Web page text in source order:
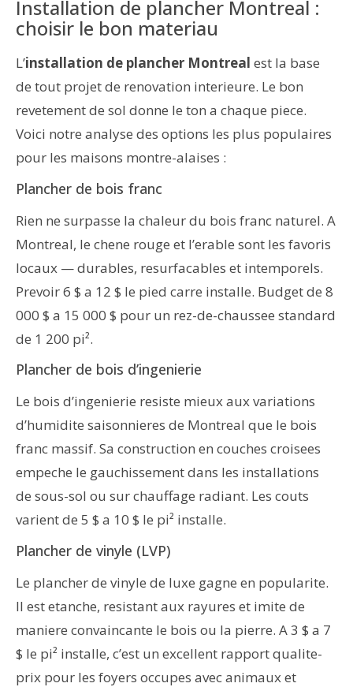
Installation de plancher Montreal :
choisir le bon materiau
L’installation de plancher Montreal est la base
de tout projet de renovation interieure. Le bon
revetement de sol donne le ton a chaque piece.
Voici notre analyse des options les plus populaires
pour les maisons montre-alaises :
Plancher de bois franc
Rien ne surpasse la chaleur du bois franc naturel. A
Montreal, le chene rouge et l’erable sont les favoris
locaux — durables, resurfacables et intemporels.
Prevoir 6 $ a 12 $ le pied carre installe. Budget de 8
000 $ a 15 000 $ pour un rez-de-chaussee standard
de 1 200 pi².
Plancher de bois d’ingenierie
Le bois d’ingenierie resiste mieux aux variations
d’humidite saisonnieres de Montreal que le bois
franc massif. Sa construction en couches croisees
empeche le gauchissement dans les installations
de sous-sol ou sur chauffage radiant. Les couts
varient de 5 $ a 10 $ le pi² installe.
Plancher de vinyle (LVP)
Le plancher de vinyle de luxe gagne en popularite.
Il est etanche, resistant aux rayures et imite de
maniere convaincante le bois ou la pierre. A 3 $ a 7
$ le pi² installe, c’est un excellent rapport qualite-
prix pour les foyers occupes avec animaux et